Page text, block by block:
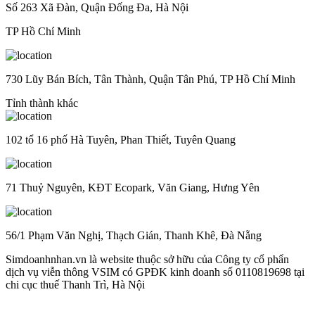
Số 263 Xã Đàn, Quận Đống Đa, Hà Nội
TP Hồ Chí Minh
730 Lũy Bán Bích, Tân Thành, Quận Tân Phú, TP Hồ Chí Minh
Tỉnh thành khác
102 tổ 16 phố Hà Tuyên, Phan Thiết, Tuyên Quang
71 Thuỷ Nguyên, KĐT Ecopark, Văn Giang, Hưng Yên
56/1 Phạm Văn Nghị, Thạch Gián, Thanh Khê, Đà Nẵng
Simdoanhnhan.vn là website thuộc sở hữu của Công ty cổ phẩn
dịch vụ viễn thông VSIM có GPĐK kinh doanh số 0110819698 tại
chi cục thuế Thanh Trì, Hà Nội